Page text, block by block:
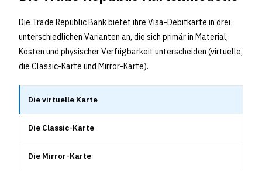
Die Trade Republic Bank bietet ihre Visa-Debitkarte in drei
unterschiedlichen Varianten an, die sich primär in Material,
Kosten und physischer Verfügbarkeit unterscheiden (virtuelle,
die Classic-Karte und Mirror-Karte).
Die virtuelle Karte
Die Classic-Karte
Die Mirror-Karte